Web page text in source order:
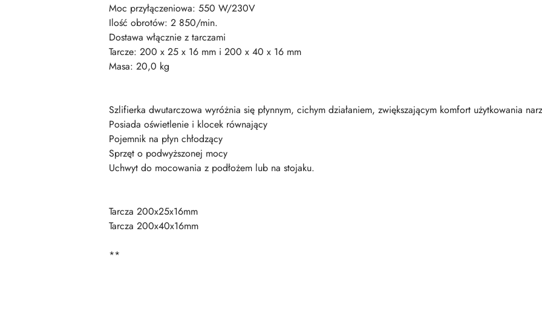
Moc przyłączeniowa: 550 W/230V
Ilość obrotów: 2 850/min.
Dostawa włącznie z tarczami
Tarcze: 200 x 25 x 16 mm i 200 x 40 x 16 mm
Masa: 20,0 kg
Szlifierka dwutarczowa wyróżnia się płynnym, cichym działaniem, zwiększającym komfort użytkowania
Posiada oświetlenie i klocek równający
Pojemnik na płyn chłodzący
Sprzęt o podwyższonej mocy
Uchwyt do mocowania z podłożem lub na stojaku.
Tarcza 200x25x16mm
Tarcza 200x40x16mm
**